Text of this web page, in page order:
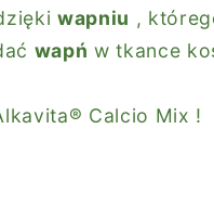
wapniu ,
wapń w tkance
Calcio Mix !